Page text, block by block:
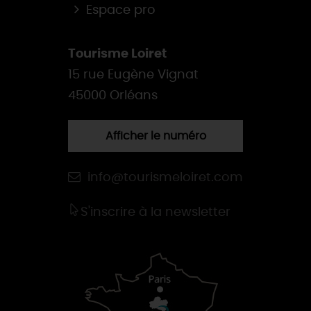
Espace pro
Tourisme Loiret
15 rue Eugène Vignat
45000 Orléans
Afficher le numéro
info@tourismeloiret.com
S'inscrire à la newsletter